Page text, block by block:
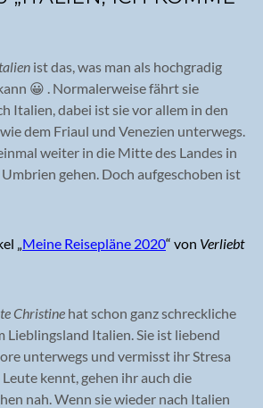
ist das, was man als hochgradig
😀 . Normalerweise fährt sie
Italien, dabei ist sie vor allem in den
dem Friaul und Venezien unterwegs.
weiter in die Mitte des Landes in
gehen. Doch aufgeschoben ist
„ Meine Reisepläne 2020“ von Verliebt
Christine hat schon ganz schreckliche
Lieblingsland Italien. Sie ist liebend
unterwegs und vermisst ihr Stresa
kennt, gehen ihr auch die
nah. Wenn sie wieder nach Italien